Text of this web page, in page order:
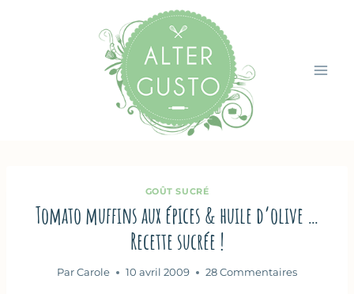
GOÛT SUCRÉ
Tomato muffins aux épices & huile d’olive …
Recette sucrée !
Par Carole 10 avril 2009 28 Commentaires